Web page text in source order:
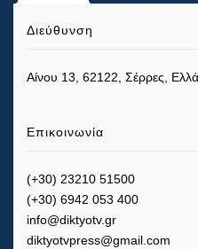
Διεύθυνση
Αίνου 13, 62122, Σέρρες,
Επικοινωνία
(+30) 23210 51500
(+30) 6942 053 400
info@diktyotv.gr
diktyotvpress@gmail.com